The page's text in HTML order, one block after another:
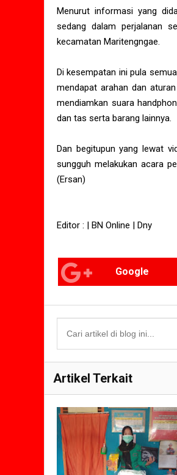
Menurut informasi yang
sedang dalam perjalanan
kecamatan Maritengngae.
Di kesempatan ini pula
mendapat arahan dan
mendiamkan suara
dan tas serta barang lainnya.
Dan begitupun yang lewat
sungguh melakukan acara
(Ersan)
Editor : | BN Online | Dny
Google
Artikel Terkait